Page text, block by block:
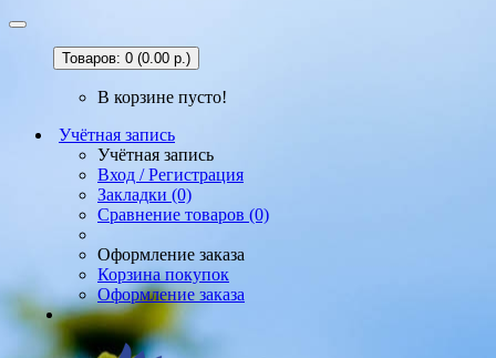
Товаров: 0 (0.00 р.)
В корзине пусто!
Учётная запись
Учётная запись
Вход / Регистрация
Закладки (0)
Сравнение товаров (0)
Оформление заказа
Корзина покупок
Оформление заказа